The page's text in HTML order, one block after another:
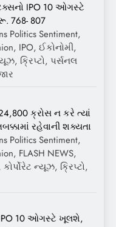
IPO 10 ઓગસ્ટે
768- 807
Politics Sentiment,
IPO, ઈકોનોમી,
ક્રિપ્ટો, પર્સનલ
ક્રોસ ન કરે ત્યાં
રહેવાની શક્યતા
Politics Sentiment,
FLASH NEWS,
ન્યૂઝ, ક્રિપ્ટો,
10 ઓગસ્ટે ખૂલશે,